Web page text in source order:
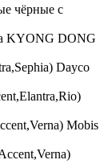
чёрные с
KYONG DONG
Dayco
Mobis